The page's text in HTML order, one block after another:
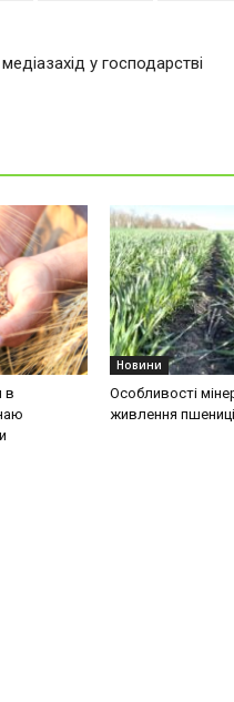
у господарстві
в
Новини
Особливості
живлення